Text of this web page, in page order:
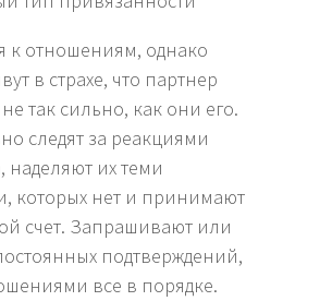
к отношениям, однако
в страхе, что партнер
так сильно, как они его.
следят за реакциями
наделяют их теми
которых нет и принимают
счет. Запрашивают или
подтверждений,
все в порядке.